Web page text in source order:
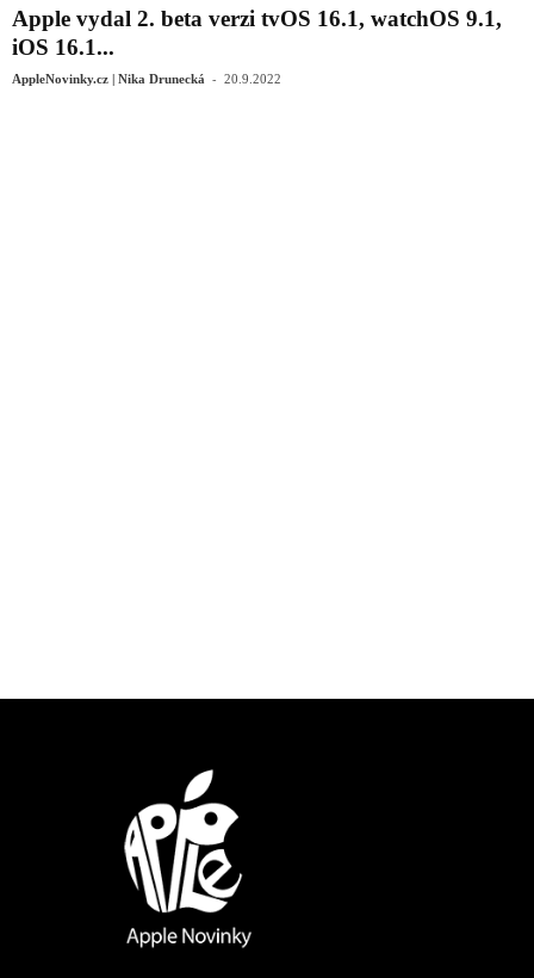
Apple vydal 2. beta verzi tvOS 16.1, watchOS 9.1,
iOS 16.1...
AppleNovinky.cz | Nika Drunecká - 20.9.2022